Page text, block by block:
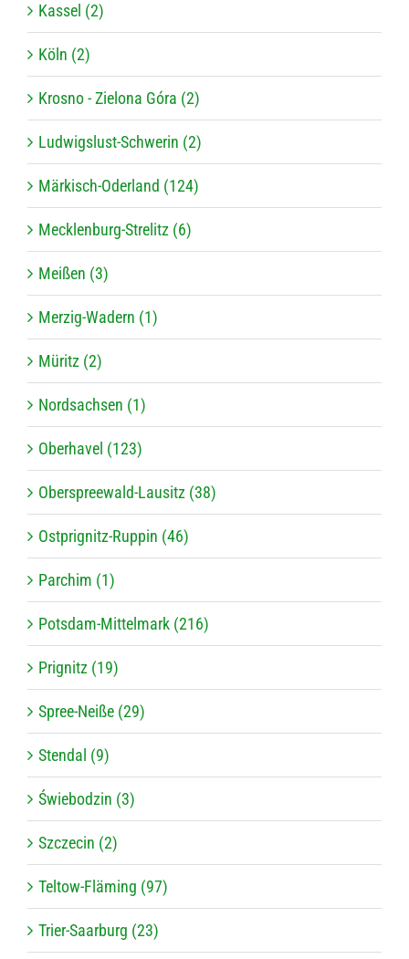
Kassel (2)
Köln (2)
Krosno - Zielona Góra (2)
Ludwigslust-Schwerin (2)
Märkisch-Oderland (124)
Mecklenburg-Strelitz (6)
Meißen (3)
Merzig-Wadern (1)
Müritz (2)
Nordsachsen (1)
Oberhavel (123)
Oberspreewald-Lausitz (38)
Ostprignitz-Ruppin (46)
Parchim (1)
Potsdam-Mittelmark (216)
Prignitz (19)
Spree-Neiße (29)
Stendal (9)
Świebodzin (3)
Szczecin (2)
Teltow-Fläming (97)
Trier-Saarburg (23)